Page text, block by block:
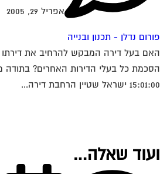
נדלן - תכנון ובנייה
אפריל 29, 2005
בעל דירה המבקש להרחיב את דירתו
שטיין הרחבת דירה...
שאלה…